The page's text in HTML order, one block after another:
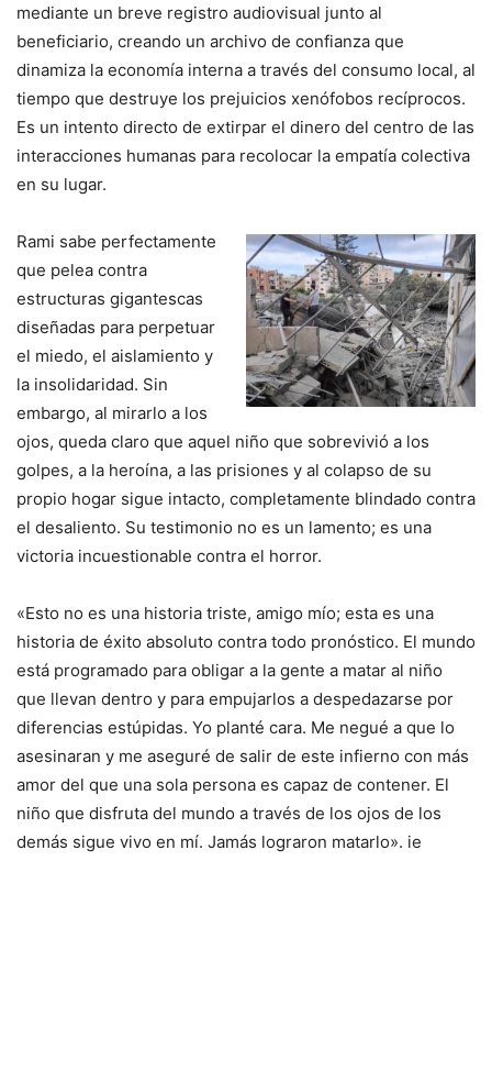
mediante un breve registro audiovisual junto al
beneficiario, creando un archivo de confianza que
dinamiza la economía interna a través del consumo local, al
tiempo que destruye los prejuicios xenófobos recíprocos.
Es un intento directo de extirpar el dinero del centro de las
interacciones humanas para recolocar la empatía colectiva
en su lugar.
Rami sabe perfectamente
que pelea contra
estructuras gigantescas
diseñadas para perpetuar
el miedo, el aislamiento y
la insolidaridad. Sin
embargo, al mirarlo a los
ojos, queda claro que aquel niño que sobrevivió a los
golpes, a la heroína, a las prisiones y al colapso de su
propio hogar sigue intacto, completamente blindado contra
el desaliento. Su testimonio no es un lamento; es una
victoria incuestionable contra el horror.
«Esto no es una historia triste, amigo mío; esta es una
historia de éxito absoluto contra todo pronóstico. El mundo
está programado para obligar a la gente a matar al niño
que llevan dentro y para empujarlos a despedazarse por
diferencias estúpidas. Yo planté cara. Me negué a que lo
asesinaran y me aseguré de salir de este infierno con más
amor del que una sola persona es capaz de contener. El
niño que disfruta del mundo a través de los ojos de los
demás sigue vivo en mí. Jamás lograron matarlo». ie